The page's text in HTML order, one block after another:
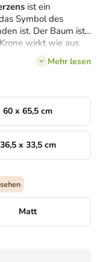
ist ein
Symbol des
ist. Der Baum ist
wirkt wie aus
fließend in einen
ein Kontrast
der Verbindung
Mehr lesen
60 x 65,5 cm
36,5 x 33,5 cm
Matt